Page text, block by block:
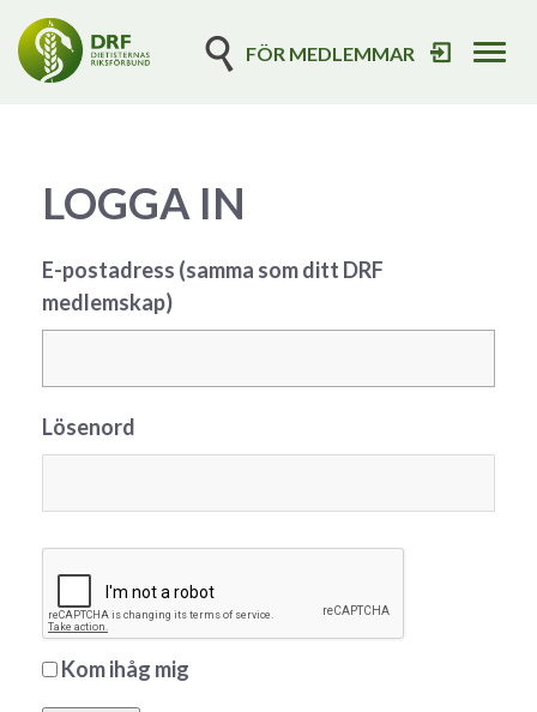
FÖR MEDLEMMAR
LOGGA IN
E-postadress (samma som ditt DRF
medlemskap)
Lösenord
Kom ihåg mig